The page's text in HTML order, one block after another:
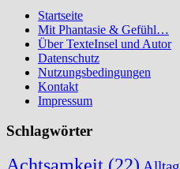
Startseite
Mit Phantasie & Gefühl…
Über TexteInsel und Autor
Datenschutz
Nutzungsbedingungen
Kontakt
Impressum
Schlagwörter